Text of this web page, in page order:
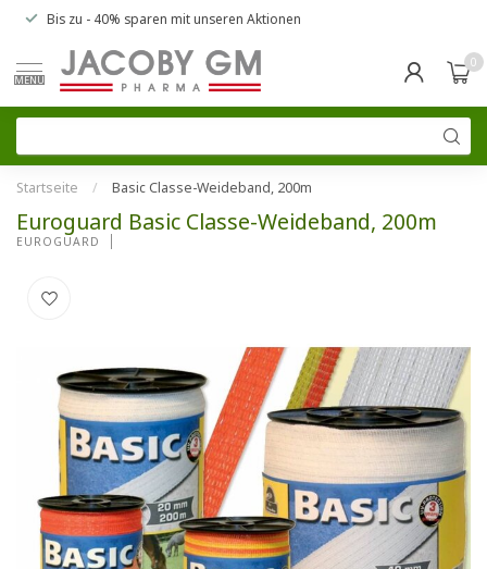
Bis zu - 40% sparen mit unseren Aktionen
MENU
0
Startseite / Basic Classe-Weideband, 200m
Euroguard Basic Classe-Weideband, 200m
EUROGUARD